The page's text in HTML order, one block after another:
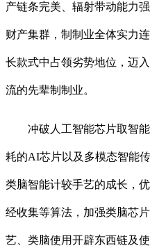
产链条完美、辐射带动能力
财产集群，制制业全体实力
长款式中占领劣势地位，迈
流的先辈制制业。
冲破人工智能芯片取智能
耗的AI芯片以及多模态智能
类脑智能计较手艺的成长，
经收集等算法，加强类脑芯
艺、类脑使用开辟东西链及